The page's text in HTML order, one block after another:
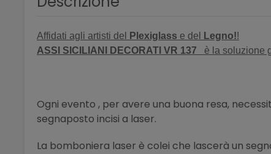
Affidati agli artisti del Plexiglass e del Legno!!
ASSI SICILIANI DECORATI VR 137
è la soluzione
Ogni evento , per avere una buona resa,
segnaposto incisi a laser.
La bomboniera laser è colei che lascerà un